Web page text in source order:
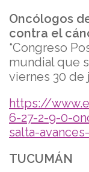
Oncólogos
contra el
“Congreso
mundial que
viernes 30 de
https://
6-27-2-9-0-
salta-
TUCUMÁN